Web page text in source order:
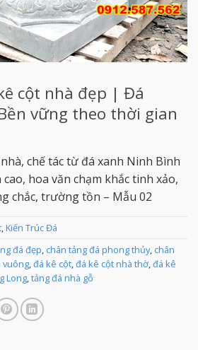
cột nhà đẹp | Đá
vững theo thời gian
chế tác từ đá xanh Ninh Bình
hoa văn chạm khắc tinh xảo,
chắc, trường tồn – Mẫu 02
,Kiến Trúc Đá
đá đẹp, chân tảng đá phong thủy, chân
vuông,đá kê cột,đá kê cột nhà thờ,đá kê
Long,tảng đá nhà gỗ